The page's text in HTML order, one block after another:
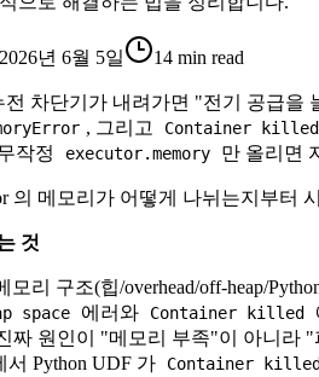
2026년 6월 5일 14 min read
차단기가 내려가면 "전기 공급을
, 그리고 Container killed
작정 executor.memory 만 올리면
의 메모리가 어떻게 나뉘는지부터
것
모리 구조(힙/overhead/off-heap/
space 에러와 Container killed
짜 원인이 "메모리 부족"이 아니라
서 Python UDF 가
Container killed